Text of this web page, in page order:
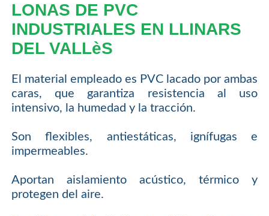
LONAS DE PVC
INDUSTRIALES EN LLINARS
DEL VALLèS
El material empleado es PVC lacado por ambas
caras, que garantiza resistencia al uso
intensivo, la humedad y la tracción.
Son flexibles, antiestáticas, ignífugas e
impermeables.
Aportan aislamiento acústico, térmico y
protegen del aire.